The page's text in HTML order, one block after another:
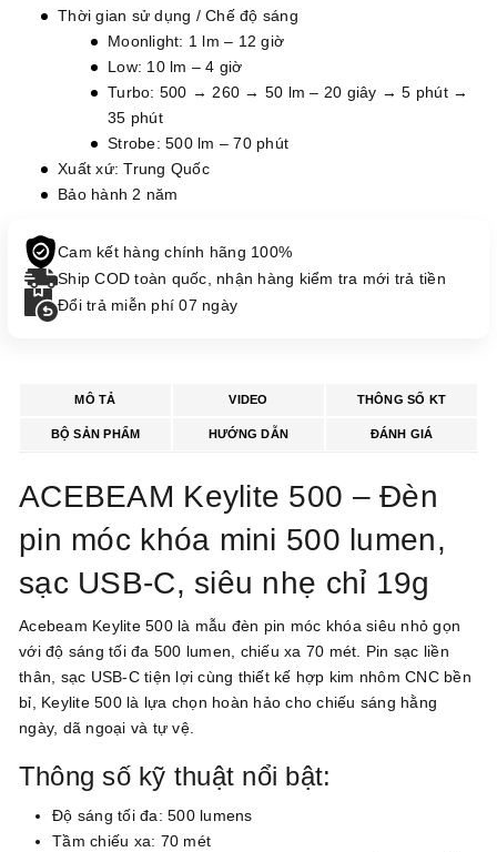
Thời gian sử dụng / Chế độ sáng
Moonlight: 1 lm – 12 giờ
Low: 10 lm – 4 giờ
Turbo: 500 → 260 → 50 lm – 20 giây → 5 phút →
35 phút
Strobe: 500 lm – 70 phút
Xuất xứ: Trung Quốc
Bảo hành 2 năm
Cam kết hàng chính hãng 100%
Ship COD toàn quốc, nhận hàng kiểm tra mới trả tiền
Đổi trả miễn phí 07 ngày
MÔ TẢ VIDEO THÔNG SỐ KT
BỘ SẢN PHẨM HƯỚNG DẪN ĐÁNH GIÁ
ACEBEAM Keylite 500 – Đèn
pin móc khóa mini 500 lumen,
sạc USB-C, siêu nhẹ chỉ 19g
Acebeam Keylite 500 là mẫu đèn pin móc khóa siêu nhỏ gọn
với độ sáng tối đa 500 lumen, chiếu xa 70 mét. Pin sạc liền
thân, sạc USB-C tiện lợi cùng thiết kế hợp kim nhôm CNC bền
bỉ, Keylite 500 là lựa chọn hoàn hảo cho chiếu sáng hằng
ngày, dã ngoại và tự vệ.
Thông số kỹ thuật nổi bật:
Độ sáng tối đa: 500 lumens
Tầm chiếu xa: 70 mét